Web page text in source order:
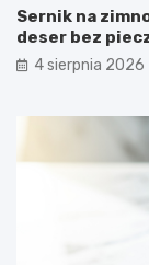
Sernik na
deser bez
4 sierpnia 2026